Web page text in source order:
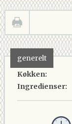
generelt
Køkken:
Ingredienser: